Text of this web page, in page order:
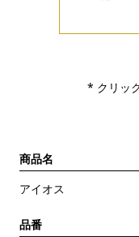
* クリッ
商品名
アイオス
品番